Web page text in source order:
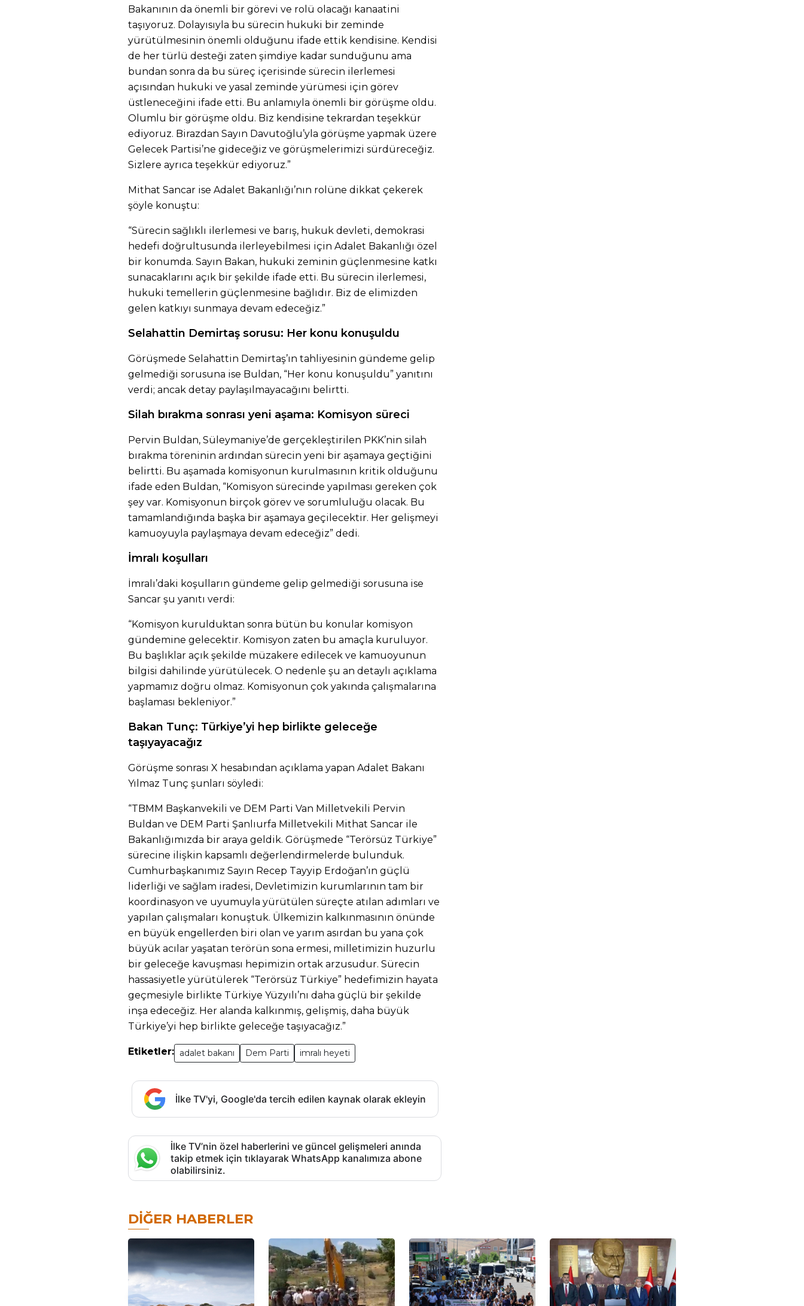
Bakanının da önemli bir görevi ve rolü olacağı kanaatini
taşıyoruz. Dolayısıyla bu sürecin hukuki bir zeminde
yürütülmesinin önemli olduğunu ifade ettik kendisine. Kendisi
de her türlü desteği zaten şimdiye kadar sunduğunu ama
bundan sonra da bu süreç içerisinde sürecin ilerlemesi
açısından hukuki ve yasal zeminde yürümesi için görev
üstleneceğini ifade etti. Bu anlamıyla önemli bir görüşme oldu.
Olumlu bir görüşme oldu. Biz kendisine tekrardan teşekkür
ediyoruz. Birazdan Sayın Davutoğlu’yla görüşme yapmak üzere
Gelecek Partisi’ne gideceğiz ve görüşmelerimizi sürdüreceğiz.
Sizlere ayrıca teşekkür ediyoruz.”
Mithat Sancar ise Adalet Bakanlığı’nın rolüne dikkat çekerek
şöyle konuştu:
“Sürecin sağlıklı ilerlemesi ve barış, hukuk devleti, demokrasi
hedefi doğrultusunda ilerleyebilmesi için Adalet Bakanlığı özel
bir konumda. Sayın Bakan, hukuki zeminin güçlenmesine katkı
sunacaklarını açık bir şekilde ifade etti. Bu sürecin ilerlemesi,
hukuki temellerin güçlenmesine bağlıdır. Biz de elimizden
gelen katkıyı sunmaya devam edeceğiz.”
Selahattin Demirtaş sorusu: Her konu konuşuldu
Görüşmede Selahattin Demirtaş’ın tahliyesinin gündeme gelip
gelmediği sorusuna ise Buldan, “Her konu konuşuldu” yanıtını
verdi; ancak detay paylaşılmayacağını belirtti.
Silah bırakma sonrası yeni aşama: Komisyon süreci
Pervin Buldan, Süleymaniye’de gerçekleştirilen PKK’nin silah
bırakma töreninin ardından sürecin yeni bir aşamaya geçtiğini
belirtti. Bu aşamada komisyonun kurulmasının kritik olduğunu
ifade eden Buldan, “Komisyon sürecinde yapılması gereken çok
şey var. Komisyonun birçok görev ve sorumluluğu olacak. Bu
tamamlandığında başka bir aşamaya geçilecektir. Her gelişmeyi
kamuoyuyla paylaşmaya devam edeceğiz” dedi.
İmralı koşulları
İmralı’daki koşulların gündeme gelip gelmediği sorusuna ise
Sancar şu yanıtı verdi:
“Komisyon kurulduktan sonra bütün bu konular komisyon
gündemine gelecektir. Komisyon zaten bu amaçla kuruluyor.
Bu başlıklar açık şekilde müzakere edilecek ve kamuoyunun
bilgisi dahilinde yürütülecek. O nedenle şu an detaylı açıklama
yapmamız doğru olmaz. Komisyonun çok yakında çalışmalarına
başlaması bekleniyor.”
Bakan Tunç: Türkiye’yi hep birlikte geleceğe
taşıyayacağız
Görüşme sonrası X hesabından açıklama yapan Adalet Bakanı
Yılmaz Tunç şunları söyledi:
“TBMM Başkanvekili ve DEM Parti Van Milletvekili Pervin
Buldan ve DEM Parti Şanlıurfa Milletvekili Mithat Sancar ile
Bakanlığımızda bir araya geldik. Görüşmede “Terörsüz Türkiye”
sürecine ilişkin kapsamlı değerlendirmelerde bulunduk.
Cumhurbaşkanımız Sayın Recep Tayyip Erdoğan’ın güçlü
liderliği ve sağlam iradesi, Devletimizin kurumlarının tam bir
koordinasyon ve uyumuyla yürütülen süreçte atılan adımları ve
yapılan çalışmaları konuştuk. Ülkemizin kalkınmasının önünde
en büyük engellerden biri olan ve yarım asırdan bu yana çok
büyük acılar yaşatan terörün sona ermesi, milletimizin huzurlu
bir geleceğe kavuşması hepimizin ortak arzusudur. Sürecin
hassasiyetle yürütülerek “Terörsüz Türkiye” hedefimizin hayata
geçmesiyle birlikte Türkiye Yüzyılı’nı daha güçlü bir şekilde
inşa edeceğiz. Her alanda kalkınmış, gelişmiş, daha büyük
Türkiye’yi hep birlikte geleceğe taşıyacağız.”
Etiketler: adalet bakanı Dem Parti imralı heyeti
İlke TV'yi, Google'da tercih edilen kaynak olarak ekleyin
İlke TV’nin özel haberlerini ve güncel gelişmeleri anında
takip etmek için tıklayarak WhatsApp kanalımıza abone
olabilirsiniz.
DIĞER HABERLER